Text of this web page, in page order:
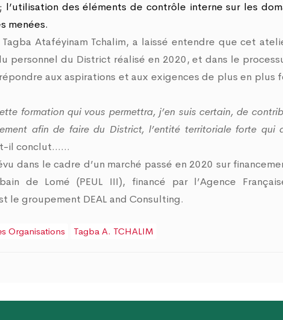
des éléments de contrôle interne sur les
menées.
Ataféyinam Tchalim, a laissé entendre que cet
personnel du District réalisé en 2020, et dans le
aux aspirations et aux exigences de plus en plus
formation qui vous permettra, j’en suis certain, de
afin de faire du District, l’entité territoriale forte qui
t-il conclut……
dans le cadre d’un marché passé en 2020 sur
de Lomé (PEUL III), financé par l’Agence
le groupement DEAL and Consulting.
Organisations Tagba A. TCHALIM